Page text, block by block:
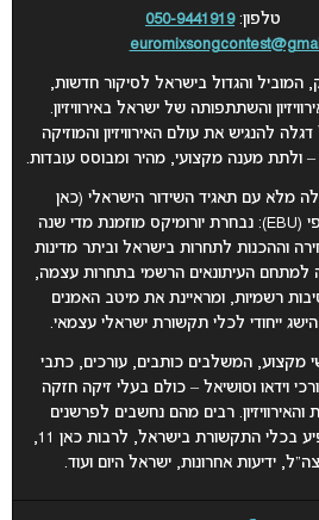
טלפון:050-9441919
המוביל והגדול בישראל לסיקור חדשות,
והשתתפותה של ישראל באירוויזיון.
להנגיש את עולם האירוויזיון והמוזיקה
– ולתת מענה מקצועי, מהיר ומבוסס עובדות.
מלא עם תאגיד השידור הישראלי (כאן
11) ועם איגוד השידור האירופי (EBU): נבחרת יורומיקס מוזמנת מדי שנה
וההכנות לתחרות בישראל וביתר מדינות
למתחם העיתונאים הרשמי בתחרות עצמה,
רשמיות, ומראיינת את מיטב האמנים
ייחודי לכלי תקשורת ישראלי עצמאי.
שלנו כולל כ-20 אנשי מקצוע, המשלבים כותבים, עורכים, כתבי
וידאו וסושיאל – כולם בעלי זיקה חזקה
רבים מהם נחשבים לפרשנים
מומחים, ומוזמנים תדיר להופיע בכלי התקשורת בישראל, לרבות כאן 11,